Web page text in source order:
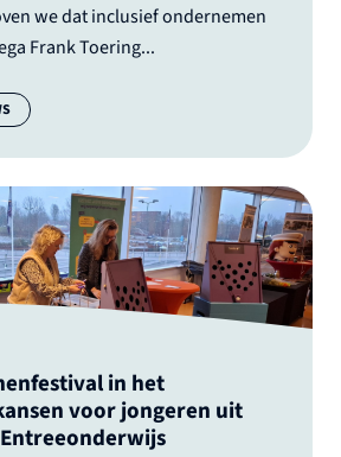
we dat inclusief ondernemen
Frank Toering...
in het
voor jongeren uit
Entreeonderwijs